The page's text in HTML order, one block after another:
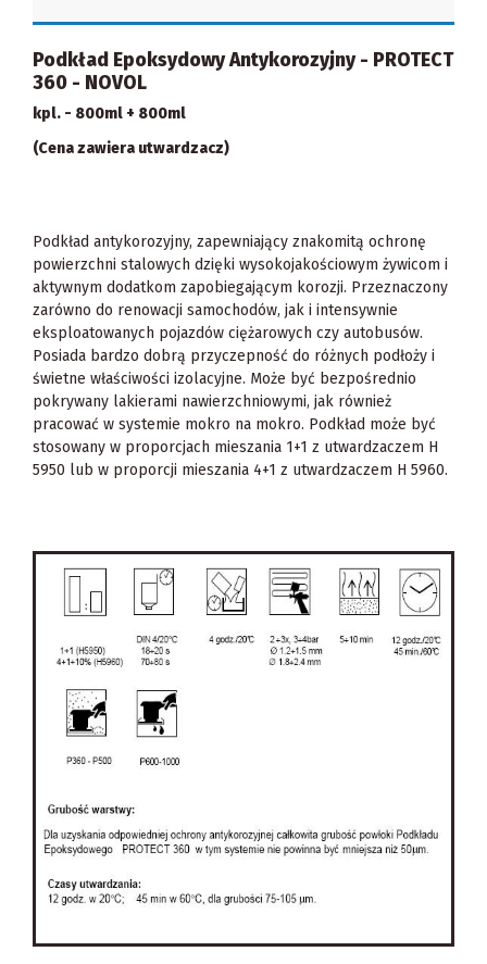
Podkład Epoksydowy Antykorozyjny - PROTECT
360 - NOVOL
kpl. - 800ml + 800ml
(Cena zawiera utwardzacz)
Podkład antykorozyjny, zapewniający znakomitą ochronę
powierzchni stalowych dzięki wysokojakościowym żywicom i
aktywnym dodatkom zapobiegającym korozji. Przeznaczony
zarówno do renowacji samochodów, jak i intensywnie
eksploatowanych pojazdów ciężarowych czy autobusów.
Posiada bardzo dobrą przyczepność do różnych podłoży i
świetne właściwości izolacyjne. Może być bezpośrednio
pokrywany lakierami nawierzchniowymi, jak również
pracować w systemie mokro na mokro. Podkład może być
stosowany w proporcjach mieszania 1+1 z utwardzaczem H
5950 lub w proporcji mieszania 4+1 z utwardzaczem H 5960.